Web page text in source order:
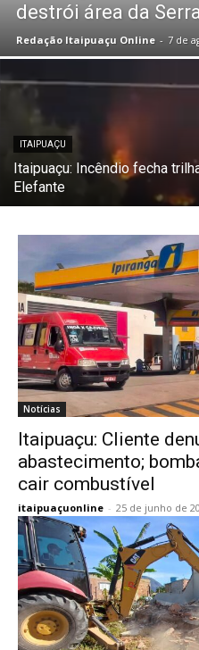
destrói área da
Redação Itaipuaçu Online - 7 de
ITAIPUAÇU
Itaipuaçu: Incêndio fecha
Elefante
Notícias
Itaipuaçu: Cliente
abastecimento;
cair combustível
itaipuaçuonline - 25 de junho de